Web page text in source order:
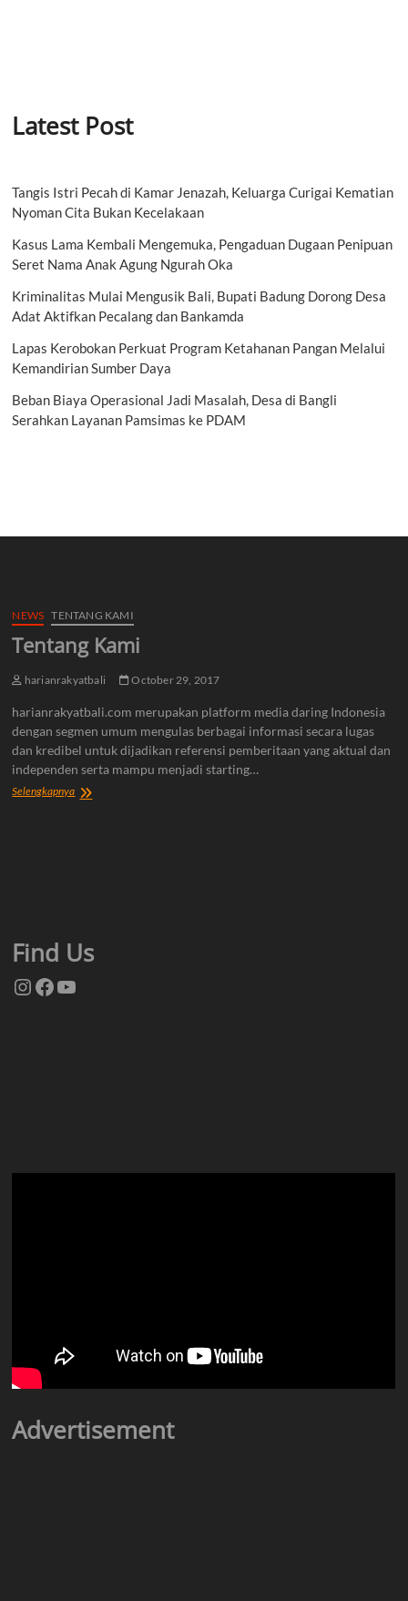
Latest Post
Tangis Istri Pecah di Kamar Jenazah, Keluarga Curigai Kematian
Nyoman Cita Bukan Kecelakaan
Kasus Lama Kembali Mengemuka, Pengaduan Dugaan Penipuan
Seret Nama Anak Agung Ngurah Oka
Kriminalitas Mulai Mengusik Bali, Bupati Badung Dorong Desa
Adat Aktifkan Pecalang dan Bankamda
Lapas Kerobokan Perkuat Program Ketahanan Pangan Melalui
Kemandirian Sumber Daya
Beban Biaya Operasional Jadi Masalah, Desa di Bangli
Serahkan Layanan Pamsimas ke PDAM
NEWS TENTANG KAMI
Tentang Kami
harianrakyatbali October 29, 2017
harianrakyatbali.com merupakan platform media daring Indonesia
dengan segmen umum mengulas berbagai informasi secara lugas
dan kredibel untuk dijadikan referensi pemberitaan yang aktual dan
independen serta mampu menjadi starting…
SelengkapnyaTentang
Find Us
Instagram
Facebook
YouTube
Advertisement